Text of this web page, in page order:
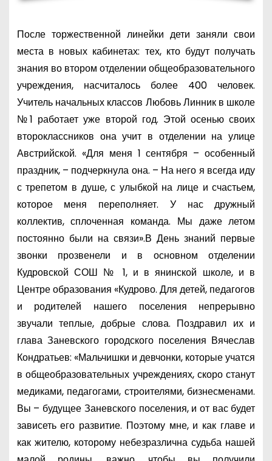
После торжественной линейки дети заняли свои
места в новых кабинетах: тех, кто будут получать
знания во втором отделении общеобразовательного
учреждения, насчиталось более 400 человек.
Учитель начальных классов Любовь Линник в школе
№1 работает уже второй год. Этой осенью своих
второклассников она учит в отделении на улице
Австрийской. «Для меня 1 сентября – особенный
праздник, – подчеркнула она. – На него я всегда иду
с трепетом в душе, с улыбкой на лице и счастьем,
которое меня переполняет. У нас дружный
коллектив, сплоченная команда. Мы даже летом
постоянно были на связи».В День знаний первые
звонки прозвенели и в основном отделении
Кудровской СОШ № 1, и в янинской школе, и в
Центре образования «Кудрово. Для детей, педагогов
и родителей нашего поселения непрерывно
звучали теплые, добрые слова. Поздравил их и
глава Заневского городского поселения Вячеслав
Кондратьев: «Мальчишки и девчонки, которые учатся
в общеобразовательных учреждениях, скоро станут
медиками, педагогами, строителями, бизнесменами.
Вы – будущее Заневского поселения, и от вас будет
зависеть его развитие. Поэтому мне, и как главе и
как жителю, которому небезразлична судьба нашей